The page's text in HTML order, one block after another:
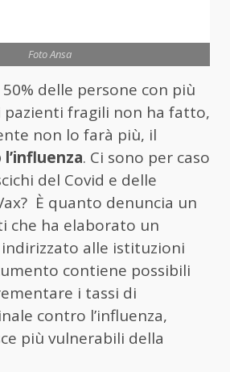
Foto Ansa
delle persone con più
pazienti fragili non ha fatto,
non lo farà più, il
. Ci sono per caso
del Covid e delle
È quanto denuncia un
che ha elaborato un
alle istituzioni
contiene possibili
i tassi di
contro l’influenza,
più vulnerabili della